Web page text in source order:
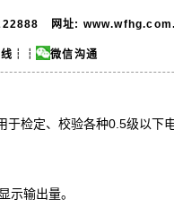
网址:
┆┆ 微信沟通
于检定、校验各种0.5级以下
示输出量。